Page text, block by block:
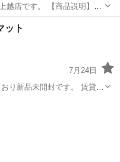
【商品説明】
5.0㎏ サイズ：幅
㎝ 当店にて洗濯槽を分解して...
館
ット
7月24日